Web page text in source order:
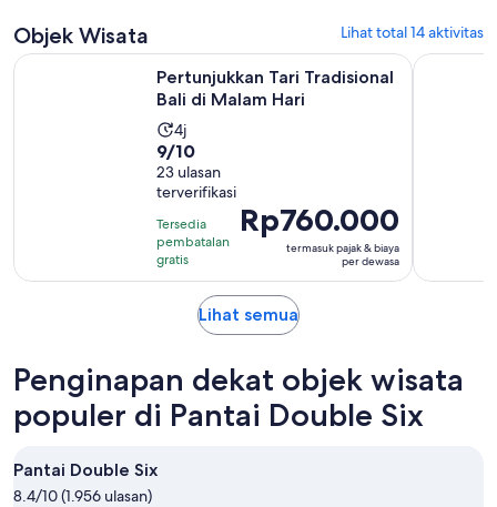
Objek Wisata Lihat total 14 aktivitas
Pertunjukkan Tari Tradisional
Bali di Malam Hari
Durasi
aktivitas
adalah
4
jam
4j
9.0
dari
10
dengan
23
ulasan
9/10
23 ulasan
terverifikasi
Tersedia
pembatalan
gratis
Harga
Rp760.000
dewasa
Rp760.000
termasuk pajak & biaya
per dewasa
Pertunjukkan Tari Tradisional Bali di Malam Hari Buka di tab
Tiket
Lihat semuaBuka
baru
Penginapan dekat objek wisata
populer di Pantai Double Six
Pantai Double Six
8.4/10 (1.956 ulasan)